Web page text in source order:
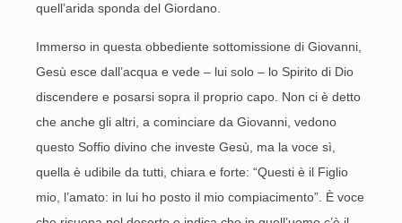
quell’arida sponda del Giordano.
Immerso in questa obbediente sottomissione di Giovanni,
Gesù esce dall’acqua e vede – lui solo – lo Spirito di Dio
discendere e posarsi sopra il proprio capo. Non ci è detto
che anche gli altri, a cominciare da Giovanni, vedono
questo Soffio divino che investe Gesù, ma la voce sì,
quella è udibile da tutti, chiara e forte: “Questi è il Figlio
mio, l’amato: in lui ho posto il mio compiacimento”. È voce